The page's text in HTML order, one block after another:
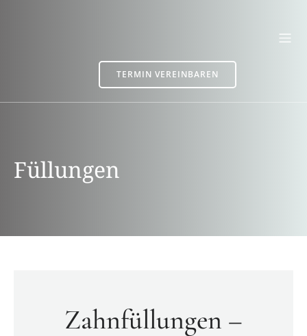
TERMIN VEREINBAREN
Füllungen
Zahnfüllungen –